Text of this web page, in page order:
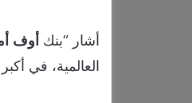
أشار “بنك أوف
العالمية، في